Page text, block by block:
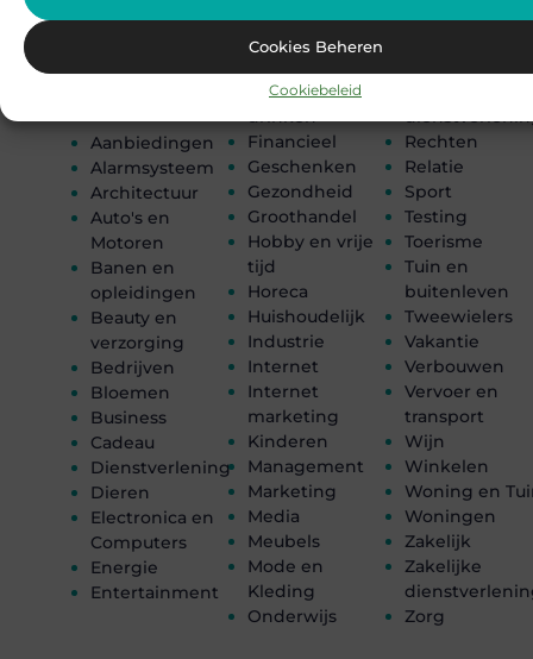
Cookies Beheren
Cookiebeleid
Aanbiedingen
Alarmsysteem
Architectuur
Auto's en
Motoren
Banen en
opleidingen
Beauty en
verzorging
Bedrijven
Bloemen
Business
Cadeau
Dienstverlening
Dieren
Electronica en
Computers
Energie
Entertainment
Eten en
drinken
Financieel
Geschenken
Gezondheid
Groothandel
Hobby en vrije
tijd
Horeca
Huishoudelijk
Industrie
Internet
Internet
marketing
Kinderen
Management
Marketing
Media
Meubels
Mode en
Kleding
Onderwijs
Rechten
Relatie
Sport
Testing
Toerisme
Tuin en
buitenleven
Tweewielers
Vakantie
Verbouwen
Vervoer en
transport
Wijn
Winkelen
Woning en
Woningen
Zakelijk
Zakelijke
Zorg